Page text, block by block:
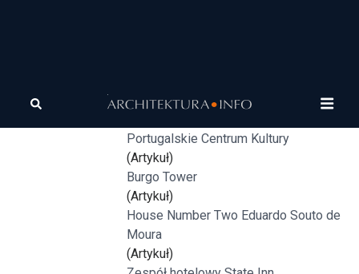
Eduardo Souto de
Muzeum malarki Pauli Rego
Portugalskie Centrum Kultury
(Artykuł)
Burgo Tower
(Artykuł)
House Number Two Eduardo Souto de
Moura
(Artykuł)